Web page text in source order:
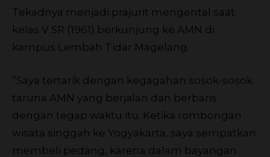
Tekadnya menjadi prajurit mengental saat
kelas V SR (1961) berkunjung ke AMN di
kampus Lembah Tidar Magelang.
“Saya tertarik dengan kegagahan sosok-sosok
taruna AMN yang berjalan dan berbaris
dengan tegap waktu itu. Ketika rombongan
wisata singgah ke Yogyakarta, saya sempatkan
membeli pedang, karena dalam bayangan